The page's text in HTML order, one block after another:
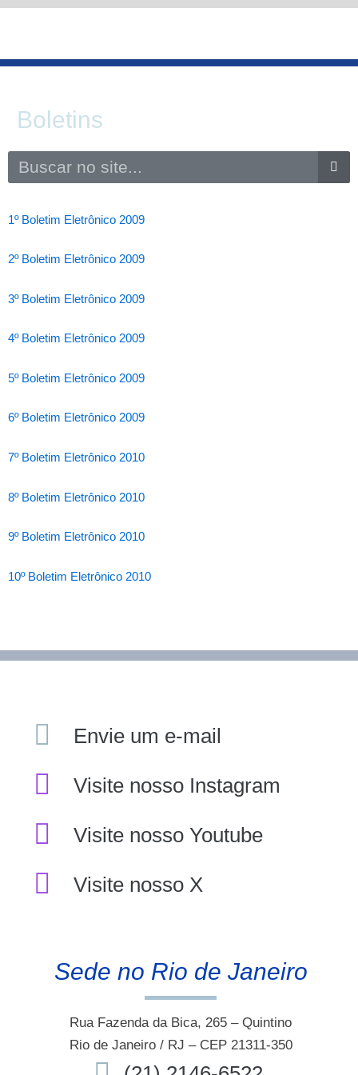
Ir
conteúdo
Boletins
1º Boletim Eletrônico 2009
2º Boletim Eletrônico 2009
3º Boletim Eletrônico 2009
4º Boletim Eletrônico 2009
5º Boletim Eletrônico 2009
6º Boletim Eletrônico 2009
7º Boletim Eletrônico 2010
8º Boletim Eletrônico 2010
9º Boletim Eletrônico 2010
10º Boletim Eletrônico 2010
Envie um e-mail
Visite nosso Instagram
Visite nosso Youtube
Visite nosso X
Sede no Rio de Janeiro
Rua Fazenda da Bica, 265 – Quintino
Rio de Janeiro / RJ – CEP 21311-350